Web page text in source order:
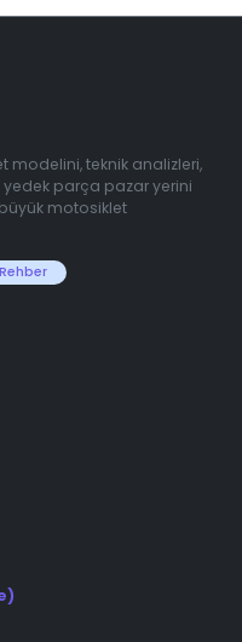
modelini, teknik analizleri,
yedek parça pazar yerini
motosiklet